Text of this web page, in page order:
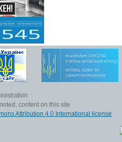
content on this site
Attribution 4.0 International license